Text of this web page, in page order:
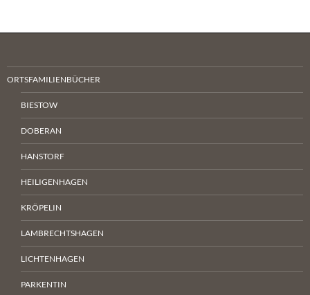
ORTSFAMILIENBÜCHER
BIESTOW
DOBERAN
HANSTORF
HEILIGENHAGEN
KRÖPELIN
LAMBRECHTSHAGEN
LICHTENHAGEN
PARKENTIN